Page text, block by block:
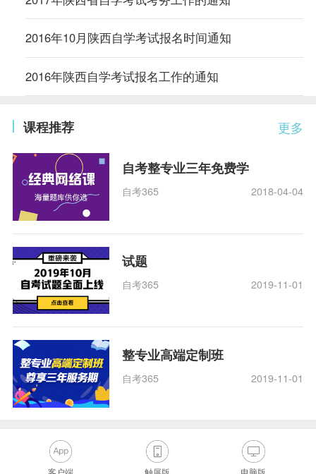
2016年10月陕西自学考试报名时间通知
2016年陕西自学考试报名工作的通知
更多
课程推荐
自考整专业三年免费学
自考365 2018-04-04
试题
自考365 2019-11-01
整专业高端定制班
自考365 2019-11-01